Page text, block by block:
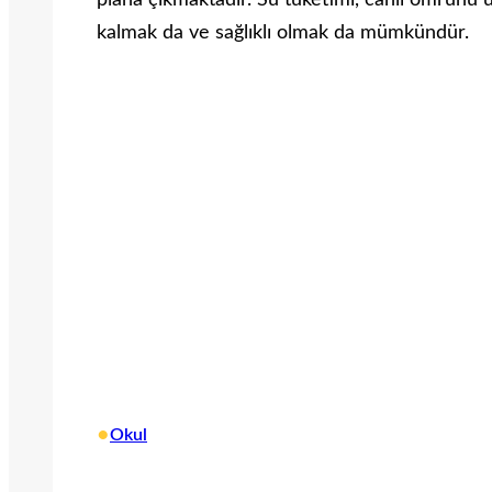
kalmak da ve sağlıklı olmak da mümkündür.
•Okul